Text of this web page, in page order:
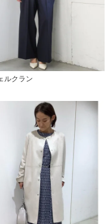
ルクラン